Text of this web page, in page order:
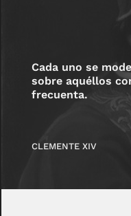
Cada uno se
sobre aquéllos
frecuenta.
CLEMENTE XIV